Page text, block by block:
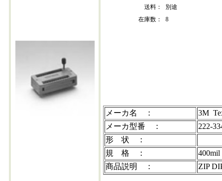
送料：
別途
在庫数：
8
メーカ名 ：
3M
メーカ型番 ：
222-
形 状 ：
規 格 ：
商品説明 ：
ZIP